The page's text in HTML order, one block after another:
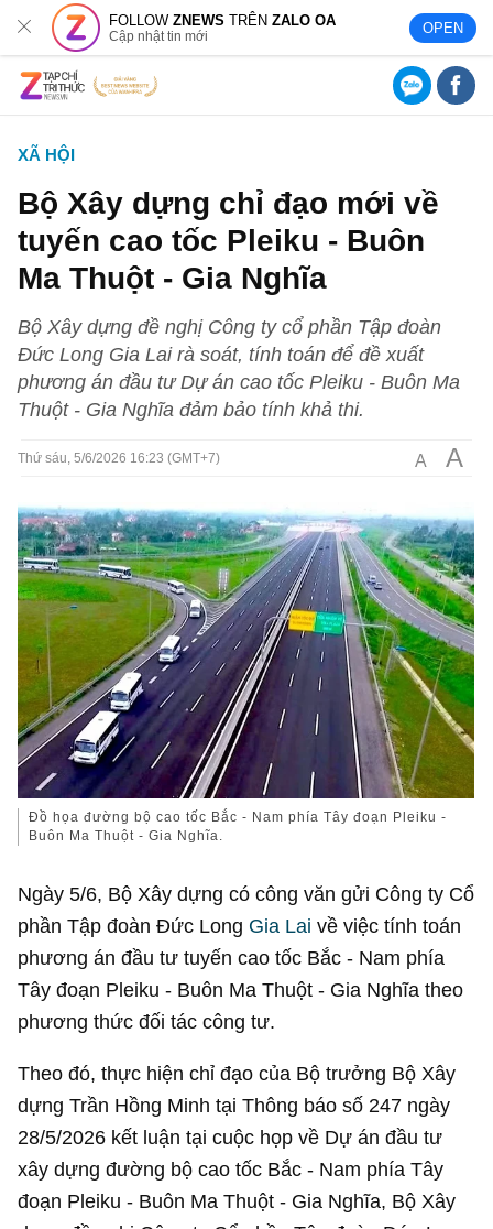
FOLLOWZNEWS TRÊNZALO OA
Cập nhật tin mới OPEN
XÃ HỘI
Bộ Xây dựng chỉ đạo mới về
tuyến cao tốc Pleiku - Buôn
Ma Thuột - Gia Nghĩa
Bộ Xây dựng đề nghị Công ty cổ phần Tập đoàn
Đức Long Gia Lai rà soát, tính toán để đề xuất
phương án đầu tư Dự án cao tốc Pleiku - Buôn Ma
Thuột - Gia Nghĩa đảm bảo tính khả thi.
Thứ sáu, 5/6/2026 16:23 (GMT+7) A A
Đồ họa đường bộ cao tốc Bắc - Nam phía Tây đoạn Pleiku -
Buôn Ma Thuột - Gia Nghĩa.
Ngày 5/6, Bộ Xây dựng có công văn gửi Công ty Cổ
phần Tập đoàn Đức Long Gia Lai về việc tính toán
phương án đầu tư tuyến cao tốc Bắc - Nam phía
Tây đoạn Pleiku - Buôn Ma Thuột - Gia Nghĩa theo
phương thức đối tác công tư.
Theo đó, thực hiện chỉ đạo của Bộ trưởng Bộ Xây
dựng Trần Hồng Minh tại Thông báo số 247 ngày
28/5/2026 kết luận tại cuộc họp về Dự án đầu tư
xây dựng đường bộ cao tốc Bắc - Nam phía Tây
đoạn Pleiku - Buôn Ma Thuột - Gia Nghĩa, Bộ Xây